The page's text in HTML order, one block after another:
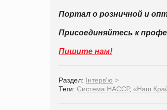
Портал о розничной и
Присоединяйтесь к
Пишите нам!
Раздел: Інтерв'ю >
Теги: Система НАССР, «Наш